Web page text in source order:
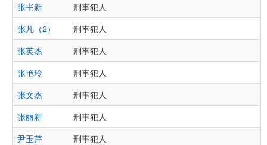
张书新
刑事犯人
张凡（2）
刑事犯人
张英杰
刑事犯人
张艳玲
刑事犯人
张文杰
刑事犯人
张丽新
刑事犯人
尹玉芹
刑事犯人